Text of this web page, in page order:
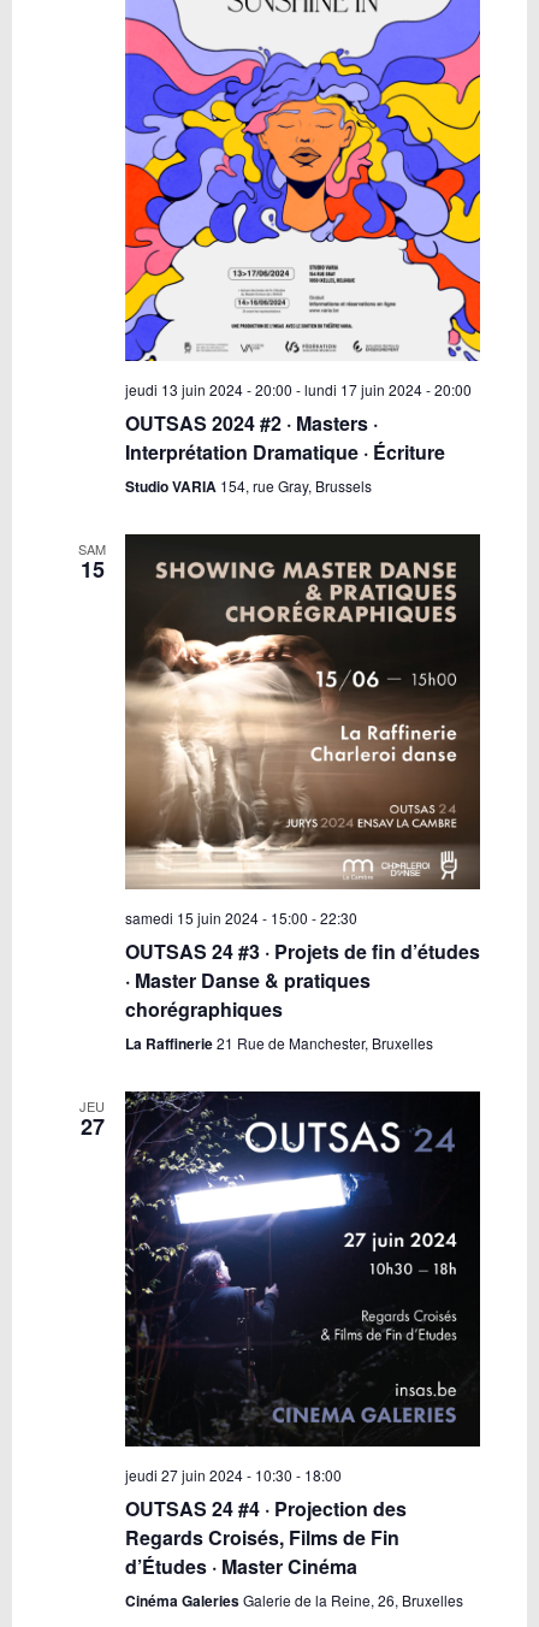
jeudi 13 juin 2024 - 20:00 -lundi 17 juin 2024 - 20:00
OUTSAS 2024 #2 · Masters ·
Interprétation Dramatique · Écriture
Studio VARIA 154, rue Gray, Brussels
SAM
15
samedi 15 juin 2024 - 15:00 -22:30
OUTSAS 24 #3 · Projets de fin d’études
· Master Danse & pratiques
chorégraphiques
La Raffinerie21 Rue de Manchester, Bruxelles
JEU
27
jeudi 27 juin 2024 - 10:30 - 18:00
OUTSAS 24 #4 · Projection des
Regards Croisés, Films de Fin
d’Études · Master Cinéma
Cinéma GaleriesGalerie de la Reine, 26, Bruxelles